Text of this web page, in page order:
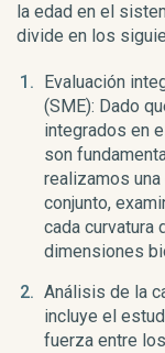
la edad en el
divide en los
Evaluación
(SME): Dado
integrados en
son
realizamos
conjunto,
cada curvatura
dimensiones
Análisis de la
incluye el
fuerza entre